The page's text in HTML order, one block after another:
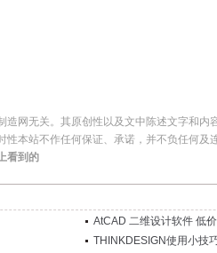
造网无关。其原创性以及文中陈述文字和内
本站不作任何保证、承诺，并不负任何及
看到的
AtCAD 二维设计软件 低
THINKDESIGN使用小技